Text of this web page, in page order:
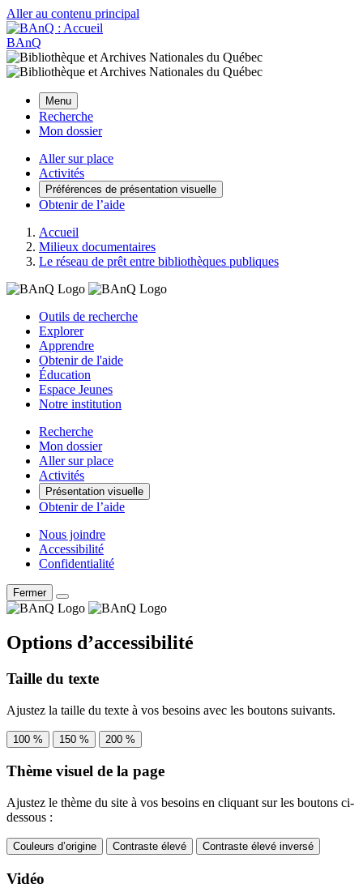
Aller au contenu principal
BAnQ
Menu
Recherche
Mon dossier
Aller sur place
Activités
Préférences de présentation visuelle
Obtenir de l’aide
Accueil
Milieux documentaires
Le réseau de prêt entre bibliothèques publiques
Outils de recherche
Explorer
Apprendre
Obtenir de l'aide
Éducation
Espace Jeunes
Notre institution
Recherche
Mon dossier
Aller sur place
Activités
Présentation visuelle
Obtenir de l’aide
Nous joindre
Accessibilité
Confidentialité
Fermer
Options d’accessibilité
Taille du texte
Ajustez la taille du texte à vos besoins avec les boutons suivants.
100 % 150 % 200 %
Thème visuel de la page
Ajustez le thème du site à vos besoins en cliquant sur les boutons ci-
dessous :
Couleurs d’origine Contraste élevé Contraste élevé inversé
Vidéo